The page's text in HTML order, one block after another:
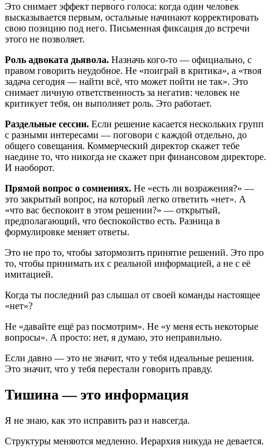
Это снимает эффект первого голоса: когда один человек
высказывается первым, остальные начинают корректировать
свою позицию под него. Письменная фиксация до встречи
этого не позволяет.
Роль адвоката дьявола. Назначь кого-то — официально, с
правом говорить неудобное. Не «поиграй в критика», а «твоя
задача сегодня — найти всё, что может пойти не так». Это
снимает личную ответственность за негатив: человек не
критикует тебя, он выполняет роль. Это работает.
Раздельные сессии. Если решение касается нескольких групп
с разными интересами — поговори с каждой отдельно, до
общего совещания. Коммерческий директор скажет тебе
наедине то, что никогда не скажет при финансовом директоре.
И наоборот.
Прямой вопрос о сомнениях. Не «есть ли возражения?» —
это закрытый вопрос, на который легко ответить «нет». А
«что вас беспокоит в этом решении?» — открытый,
предполагающий, что беспокойство есть. Разница в
формулировке меняет ответы.
Это не про то, чтобы затормозить принятие решений. Это про
то, чтобы принимать их с реальной информацией, а не с её
имитацией.
Когда ты последний раз слышал от своей команды настоящее
«нет»?
Не «давайте ещё раз посмотрим». Не «у меня есть некоторые
вопросы». А просто: нет, я думаю, это неправильно.
Если давно — это не значит, что у тебя идеальные решения.
Это значит, что у тебя перестали говорить правду.
Тишина — это информация
Я не знаю, как это исправить раз и навсегда.
Структуры меняются медленно. Иерархия никуда не девается.